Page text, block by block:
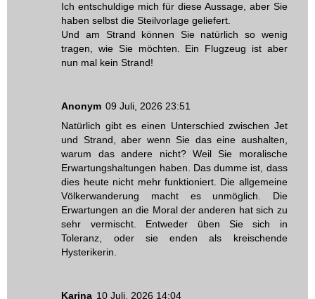
Ich entschuldige mich für diese Aussage, aber Sie
haben selbst die Steilvorlage geliefert.
Und am Strand können Sie natürlich so wenig
tragen, wie Sie möchten. Ein Flugzeug ist aber
nun mal kein Strand!
Anonym 09 Juli, 2026 23:51
Natürlich gibt es einen Unterschied zwischen Jet
und Strand, aber wenn Sie das eine aushalten,
warum das andere nicht? Weil Sie moralische
Erwartungshaltungen haben. Das dumme ist, dass
dies heute nicht mehr funktioniert. Die allgemeine
Völkerwanderung macht es unmöglich. Die
Erwartungen an die Moral der anderen hat sich zu
sehr vermischt. Entweder üben Sie sich in
Toleranz, oder sie enden als kreischende
Hysterikerin.
Karina 10 Juli, 2026 14:04